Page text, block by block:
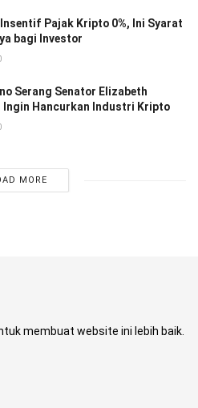
Pajak Kripto 0%, Ini Syarat
bagi Investor
Serang Senator Elizabeth
Ingin Hancurkan Industri Kripto
MORE
membuat website ini lebih baik.